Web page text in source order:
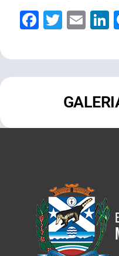
Facebook
Twitter